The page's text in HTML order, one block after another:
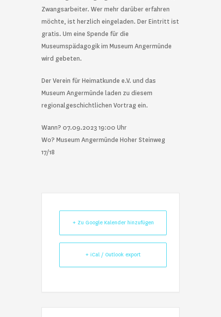
Zwangsarbeiter. Wer mehr darüber erfahren
möchte, ist herzlich eingeladen. Der Eintritt ist
gratis. Um eine Spende für die
Museumspädagogik im Museum Angermünde
wird gebeten.
Der Verein für Heimatkunde e.V. und das
Museum Angermünde laden zu diesem
regionalgeschichtlichen Vortrag ein.
Wann? 07.09.2023 19:00 Uhr
Wo? Museum Angermünde Hoher Steinweg
17/18
+ Zu Google Kalender hinzufügen
+ iCal / Outlook export